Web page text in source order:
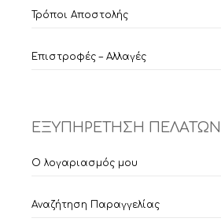
Τρόποι Αποστολής
Επιστροφές – Αλλαγές
ΕΞΥΠΗΡΕΤΗΣΗ ΠΕΛΑΤΩΝ
Ο λογαριασμός μου
Αναζήτηση Παραγγελίας